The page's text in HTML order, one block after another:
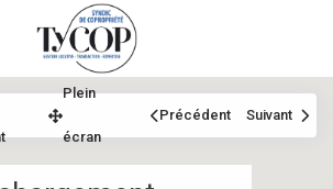
Plein
écran
Précédent Suivant